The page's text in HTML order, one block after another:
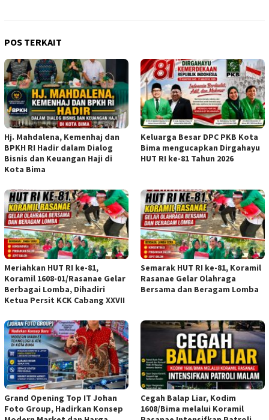
POS TERKAIT
Hj. Mahdalena, Kemenhaj dan
BPKH RI Hadir dalam Dialog
Bisnis dan Keuangan Haji di
Kota Bima
Keluarga Besar DPC PKB Kota
Bima mengucapkan Dirgahayu
HUT RI ke-81 Tahun 2026
Meriahkan HUT RI ke-81,
Koramil 1608-01/Rasanae Gelar
Berbagai Lomba, Dihadiri
Ketua Persit KCK Cabang XXVII
Semarak HUT RI ke-81, Koramil
Rasanae Gelar Olahraga
Bersama dan Beragam Lomba
Grand Opening Top IT Johan
Foto Group, Hadirkan Konsep
Cegah Balap Liar, Kodim
1608/Bima melalui Koramil